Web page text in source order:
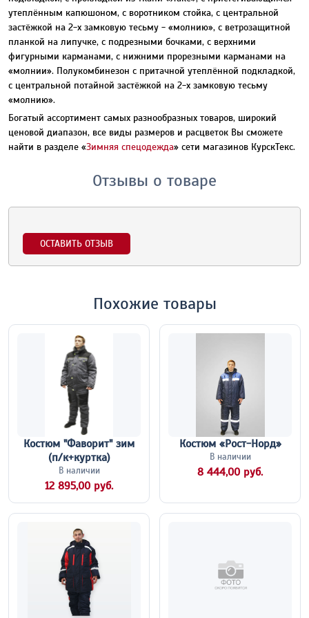
утеплённым капюшоном, с воротником стойка, с центральной
застёжкой на 2-х замковую тесьму - «молнию», с ветрозащитной
планкой на липучке, с подрезными бочками, с верхними
фигурными карманами, с нижними прорезными карманами на
«молнии». Полукомбинезон с притачной утеплённой подкладкой,
с центральной потайной застёжкой на 2-х замковую тесьму
«молнию».
Богатый ассортимент самых разнообразных товаров, широкий
ценовой диапазон, все виды размеров и расцветок Вы сможете
найти в разделе «Зимняя спецодежда» сети магазинов КурскТекс.
Отзывы о товаре
ОСТАВИТЬ ОТЗЫВ
Похожие товары
Костюм "Фаворит" зим
(п/к+куртка)
В наличии
12 895,00 руб.
Костюм «Рост-Норд»
В наличии
8 444,00 руб.